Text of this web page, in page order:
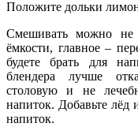
Положите дольки
Смешивать можно
ёмкости, главное –
будете брать для
блендера лучше
столовую и не
напиток. Добавьте
напиток.